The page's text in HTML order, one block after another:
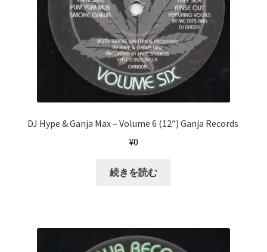
DJ Hype & Ganja Max ‎– Volume 6 (12″) Ganja Records ‎
¥0
続きを読む